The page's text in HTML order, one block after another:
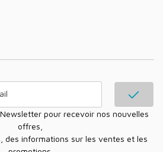
offres,
des informations sur les ventes et les